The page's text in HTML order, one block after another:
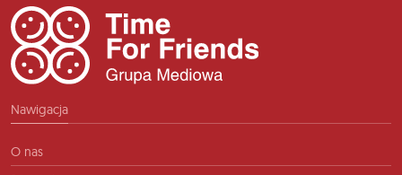
Nawigacja
O nas